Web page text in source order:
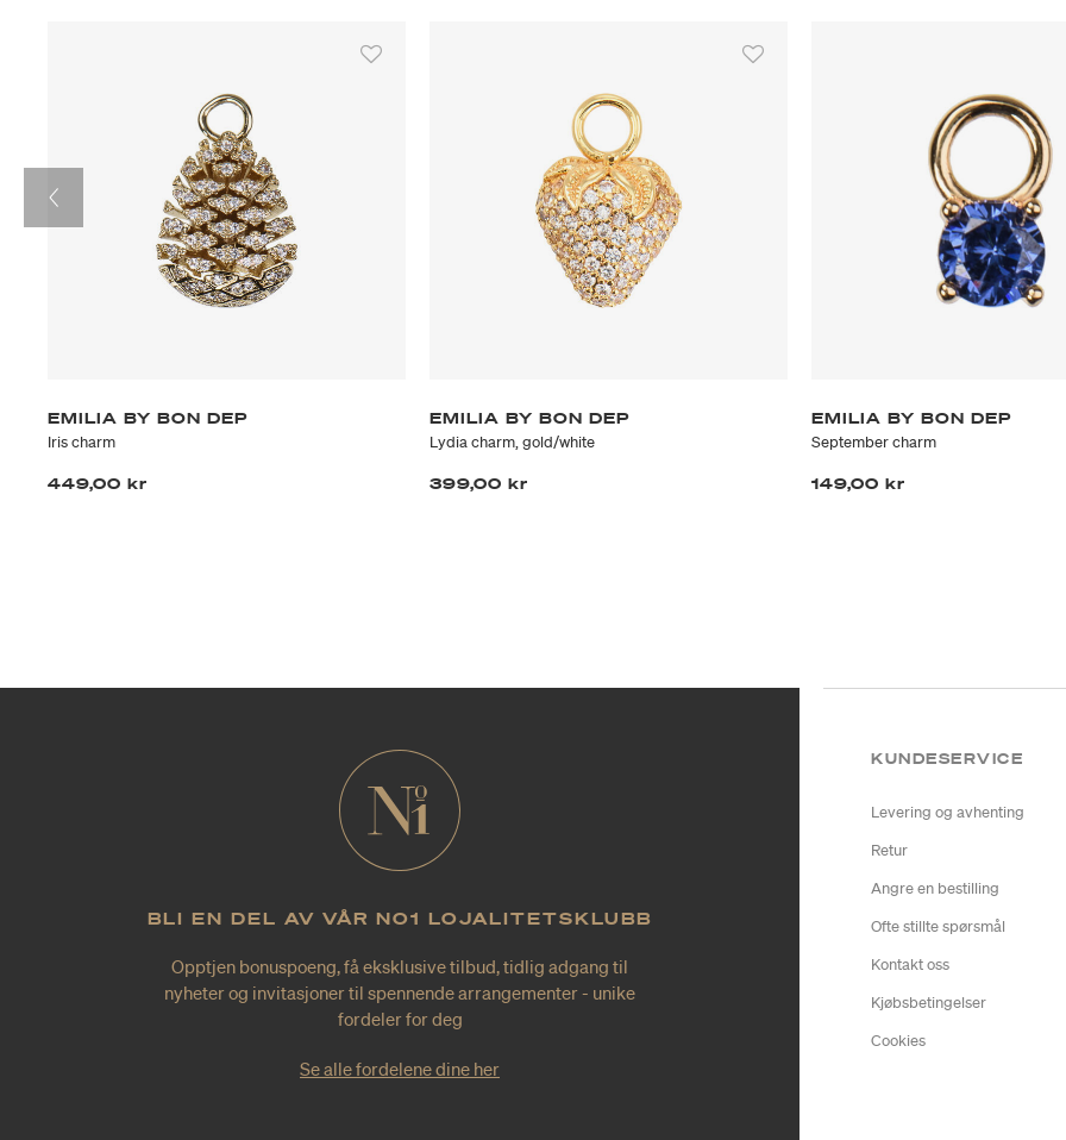
EMILIA BY BON DEP
Iris charm
449,00 kr
EMILIA BY BON DEP
Lydia charm, gold/white
399,00 kr
EMILIA BY BON DEP
September charm
149,00 kr
BLI EN DEL AV VÅR NO1 LOJALITETSKLUBB
Opptjen bonuspoeng, få eksklusive tilbud, tidlig adgang til
nyheter og invitasjoner til spennende arrangementer - unike
fordeler for deg
Se alle fordelene dine her
KUNDESERVICE
Levering og avhenting
Retur
Angre en bestilling
Ofte stillte spørsmål
Kontakt oss
Kjøbsbetingelser
Cookies